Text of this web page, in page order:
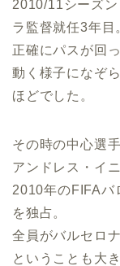
2010/11シーズ
ラ監督就任3年目
正確にパスが回
動く様子になぞら
ほどでした。
その時の中心選
アンドレス・イ
2010年のFIFAバ
を独占。
全員がバルセロ
ということも大